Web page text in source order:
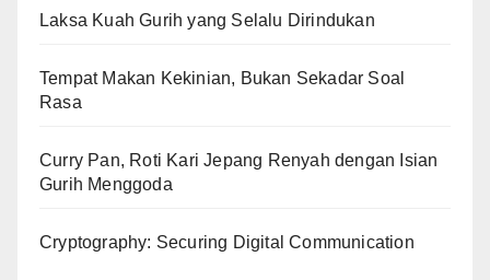
Laksa Kuah Gurih yang Selalu Dirindukan
Tempat Makan Kekinian, Bukan Sekadar Soal
Rasa
Curry Pan, Roti Kari Jepang Renyah dengan Isian
Gurih Menggoda
Cryptography: Securing Digital Communication